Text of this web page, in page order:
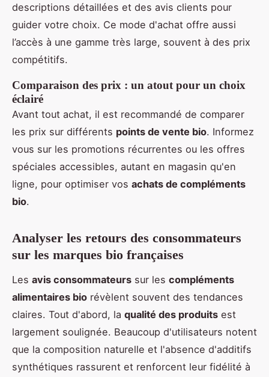
descriptions détaillées et des avis clients pour
guider votre choix. Ce mode d'achat offre aussi
l’accès à une gamme très large, souvent à des prix
compétitifs.
Comparaison des prix : un atout pour un choix
éclairé
Avant tout achat, il est recommandé de comparer
les prix sur différents points de vente bio. Informez
vous sur les promotions récurrentes ou les offres
spéciales accessibles, autant en magasin qu'en
ligne, pour optimiser vos achats de compléments
bio.
Analyser les retours des consommateurs
sur les marques bio françaises
Les avis consommateurs sur les compléments
alimentaires bio révèlent souvent des tendances
claires. Tout d'abord, la qualité des produits est
largement soulignée. Beaucoup d'utilisateurs notent
que la composition naturelle et l'absence d'additifs
synthétiques rassurent et renforcent leur fidélité à